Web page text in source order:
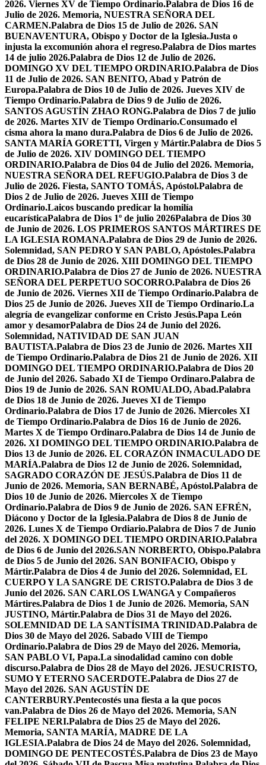
2026. Viernes XV de Tiempo Ordinario.Palabra de Dios 16 de
Julio de 2026. Memoria, NUESTRA SEÑORA DEL
CARMEN.Palabra de Dios 15 de Julio de 2026. SAN
BUENAVENTURA, Obispo y Doctor de la Iglesia.Justa o
injusta la excomunión ahora el regreso.Palabra de Dios martes
14 de julio 2026.Palabra de Dios 12 de Julio de 2026.
DOMINGO XV DEL TIEMPO ORDINARIO.Palabra de Dios
11 de Julio de 2026. SAN BENITO, Abad y Patrón de
Europa.Palabra de Dios 10 de Julio de 2026. Jueves XIV de
Tiempo Ordinario.Palabra de Dios 9 de Julio de 2026.
SANTOS AGUSTÍN ZHAO RONG.Palabra de Dios 7 de julio
de 2026. Martes XIV de Tiempo Ordinario.Consumado el
cisma ahora la mano dura.Palabra de Dios 6 de Julio de 2026.
SANTA MARÍA GORETTI, Virgen y Mártir.Palabra de Dios 5
de Julio de 2026. XIV DOMINGO DEL TIEMPO
ORDINARIO.Palabra de Dios 04 de Julio del 2026. Memoria,
NUESTRA SEÑORA DEL REFUGIO.Palabra de Dios 3 de
Julio de 2026. Fiesta, SANTO TOMÁS, Apóstol.Palabra de
Dios 2 de Julio de 2026. Jueves XIII de Tiempo
Ordinario.Laicos buscando predicar la homilía
eucarísticaPalabra de Dios 1º de julio 2026Palabra de Dios 30
de Junio de 2026. LOS PRIMEROS SANTOS MÁRTIRES DE
LA IGLESIA ROMANA.Palabra de Dios 29 de Junio de 2026.
Solemnidad, SAN PEDRO Y SAN PABLO, Apóstoles.Palabra
de Dios 28 de Junio de 2026. XIII DOMINGO DEL TIEMPO
ORDINARIO.Palabra de Dios 27 de Junio de 2026. NUESTRA
SEÑORA DEL PERPETUO SOCORRO.Palabra de Dios 26
de Junio de 2026. Viernes XII de Tiempo Ordinario.Palabra de
Dios 25 de Junio de 2026. Jueves XII de Tiempo Ordinario.La
alegría de evangelizar conforme en Cristo Jesús.Papa León
amor y desamorPalabra de Dios 24 de Junio del 2026.
Solemnidad, NATIVIDAD DE SAN JUAN
BAUTISTA.Palabra de Dios 23 de Junio de 2026. Martes XII
de Tiempo Ordinario.Palabra de Dios 21 de Junio de 2026. XII
DOMINGO DEL TIEMPO ORDINARIO.Palabra de Dios 20
de Junio del 2026. Sabado XI de Tiempo Ordinaro.Palabra de
Dios 19 de Junio de 2026. SAN ROMUALDO, Abad.Palabra
de Dios 18 de Junio de 2026. Jueves XI de Tiempo
Ordinario.Palabra de Dios 17 de Junio de 2026. Miercoles XI
de Tiempo Ordinario.Palabra de Dios 16 de Junio de 2026.
Martes X de Tiempo Ordinaro.Palabra de Dios 14 de Junio de
2026. XI DOMINGO DEL TIEMPO ORDINARIO.Palabra de
Dios 13 de Junio de 2026. EL CORAZÓN INMACULADO DE
MARÍA.Palabra de Dios 12 de Junio de 2026. Solemnidad,
SAGRADO CORAZÓN DE JESÚS.Palabra de Dios 11 de
Junio de 2026. Memoria, SAN BERNABÉ, Apóstol.Palabra de
Dios 10 de Junio de 2026. Miercoles X de Tiempo
Ordinario.Palabra de Dios 9 de Junio de 2026. SAN EFRÉN,
Diácono y Doctor de la Iglesia.Palabra de Dios 8 de Junio de
2026. Lunes X de Tiempo Ordiario.Palabra de Dios 7 de Junio
del 2026. X DOMINGO DEL TIEMPO ORDINARIO.Palabra
de Dios 6 de Junio del 2026.SAN NORBERTO, Obispo.Palabra
de Dios 5 de Junio del 2026. SAN BONIFACIO, Obispo y
Mártir.Palabra de Dios 4 de Junio del 2026. Solemnidad, EL
CUERPO Y LA SANGRE DE CRISTO.Palabra de Dios 3 de
Junio del 2026. SAN CARLOS LWANGA y Compañeros
Mártires.Palabra de Dios 1 de Junio de 2026. Memoria, SAN
JUSTINO, Mártir.Palabra de Dios 31 de Mayo del 2026.
SOLEMNIDAD DE LA SANTÍSIMA TRINIDAD.Palabra de
Dios 30 de Mayo del 2026. Sabado VIII de Tiempo
Ordinario.Palabra de Dios 29 de Mayo del 2026. Memoria,
SAN PABLO VI, Papa.La sinodalidad camino con doble
discurso.Palabra de Dios 28 de Mayo del 2026. JESUCRISTO,
SUMO Y ETERNO SACERDOTE.Palabra de Dios 27 de
Mayo del 2026. SAN AGUSTÍN DE
CANTERBURY.Pentecostés una fiesta a la que pocos
van.Palabra de Dios 26 de Mayo del 2026. Memoria, SAN
FELIPE NERI.Palabra de Dios 25 de Mayo del 2026.
Memoria, SANTA MARÍA, MADRE DE LA
IGLESIA.Palabra de Dios 24 de Mayo del 2026. Solemnidad,
DOMINGO DE PENTECOSTÉS.Palabra de Dios 23 de Mayo